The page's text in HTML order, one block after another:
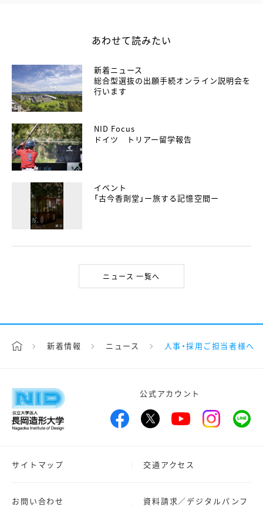
あわせて読みたい
新着ニュース
総合型選抜の出願手続オンライン説明会を
行います
NID Focus
ドイツ トリアー留学報告
イベント
「古今香劑堂」ー旅する記憶空間ー
ニュース 一覧へ
新着情報 ニュース 人事・採用ご担当者様
公式アカウント
サイトマップ 交通アクセス
お問い合わせ 資料請求／デジタルパンフ